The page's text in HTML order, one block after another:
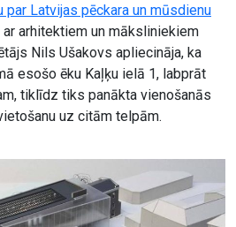
Latvijas pēckara un mūsdienu
ar arhitektiem un māksliniekiem
Nils Ušakovs apliecināja, ka
esošo ēku Kaļķu ielā 1, labprāt
tiklīdz tiks panākta vienošanās
uz citām telpām.